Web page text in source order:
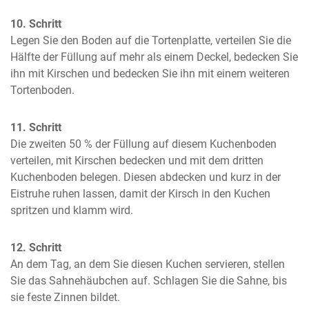
10. Schritt
Legen Sie den Boden auf die Tortenplatte, verteilen Sie die
Hälfte der Füllung auf mehr als einem Deckel, bedecken Sie
ihn mit Kirschen und bedecken Sie ihn mit einem weiteren
Tortenboden.
11. Schritt
Die zweiten 50 % der Füllung auf diesem Kuchenboden
verteilen, mit Kirschen bedecken und mit dem dritten
Kuchenboden belegen. Diesen abdecken und kurz in der
Eistruhe ruhen lassen, damit der Kirsch in den Kuchen
spritzen und klamm wird.
12. Schritt
An dem Tag, an dem Sie diesen Kuchen servieren, stellen
Sie das Sahnehäubchen auf. Schlagen Sie die Sahne, bis
sie feste Zinnen bildet.